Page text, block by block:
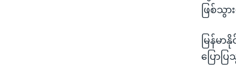
ဖြစ်သွ
မြန်မ
ပြောပ